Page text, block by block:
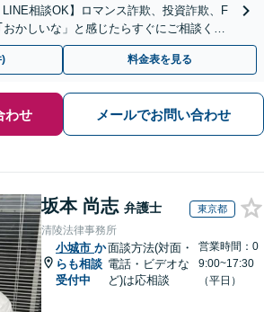
相談OK】ロマンス詐欺、投資詐欺、F
かしいな」と感じたらすぐにご相談くだ
料金表を見る
わせ メールでお問い合わせ
坂本 尚志 弁護士 東京都
清陵法律事務所
小城市 か
らも相談
受付中
面談方法(対面・
電話・ビデオな
ど)は応相談
営業時間：0
9:00~17:30
（平日）